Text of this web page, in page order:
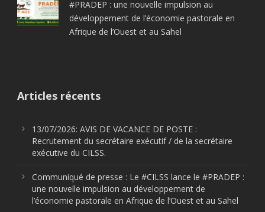
#PRADEP : une nouvelle impulsion au
développement de l’économie pastorale en
Afrique de l’Ouest et au Sahel
Articles récents
13/07/2026: AVIS DE VACANCE DE POSTE :
Recrutement du secrétaire exécutif / de la secrétaire
exécutive du CILSS.
Communiqué de presse : Le #CILSS lance le #PRADEP :
une nouvelle impulsion au développement de
l’économie pastorale en Afrique de l’Ouest et au Sahel